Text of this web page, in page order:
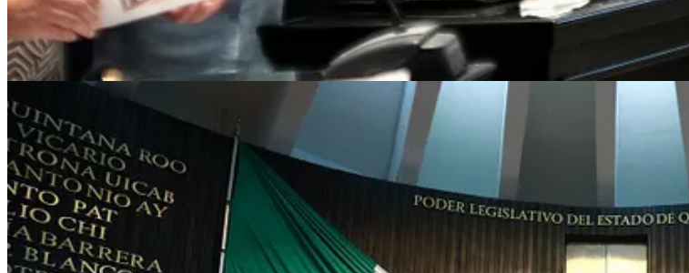
© 2026 Expediente Quintana Roo·Privacidad ∙ ∙Aviso de recolección
Crea tu Substack
Descargar la app
Substackes el hogar de la gran cultura